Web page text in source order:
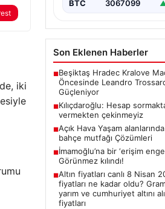
iki
BTC 3067099
Son Eklenen Haberler
■Beşiktaş Hradec Kralove
Öncesinde Leandro
Güçleniyor
■Kılıçdaroğlu: Hesap
vermekten çekinmeyiz
■Açık Hava Yaşam
bahçe mutfağı Çözümleri
■İmamoğlu’na bir ‘erişim
Görünmez kılındı!
■Altın fiyatları canlı 8 Nisan
fiyatları ne kadar oldu?
yarım ve cumhuriyet altını
fiyatları